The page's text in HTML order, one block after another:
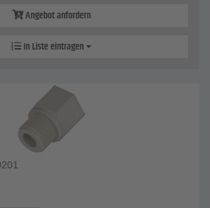
Angebot anfordern
In Liste eintragen